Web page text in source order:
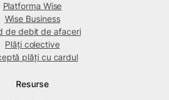
Platforma Wise
Wise Business
de debit de afaceri
Plăți colective
plăți cu cardul
Resurse